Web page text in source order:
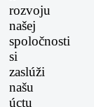
rozvoju
našej
spoločnosti
si
zaslúži
našu
úctu